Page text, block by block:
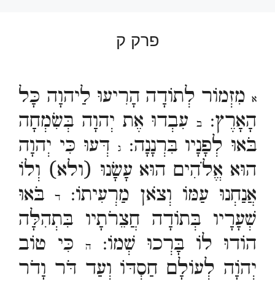
פרק ק
א מִזְמוֹר לְתוֹדָה הָרִיעוּ לַיהוָה כָּל
הָאָרֶץ:
בעִבְדוּ אֶת יְהוָה בְּשִׂמְחָה
בֹּאוּ לְפָנָיו בִּרְנָנָה:
ג
דְּעוּ כִּי יְהוָה
הוּא אֱלֹהִים הוּא עָשָׂנוּ (ולא) וְלוֹ
אֲנַחְנוּ עַמּוֹ וְצֹאן מַרְעִיתוֹ:
ד
בֹּאוּ
שְׁעָרָיו בְּתוֹדָה חֲצֵרֹתָיו בִּתְהִלָּה
הוֹדוּ לוֹ בָּרְכוּ שְׁמוֹ:
ה
כִּי טוֹב
יְהוָֹה לְעוֹלָם חַסְדּוֹ וְעַד דֹּר וָדֹר